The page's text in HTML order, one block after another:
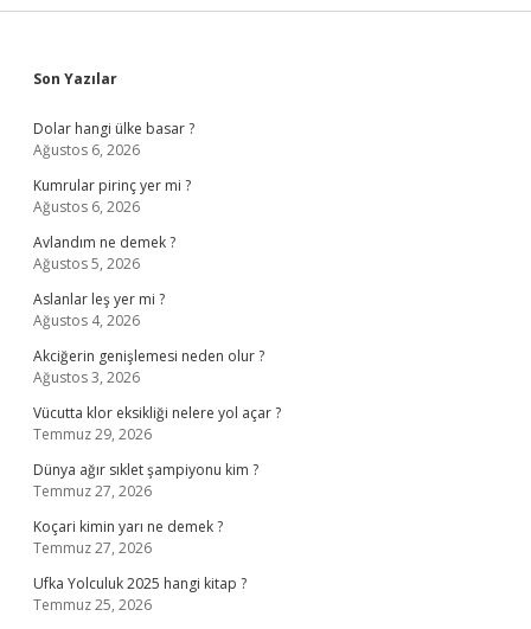
Sidebar
Son Yazılar
Dolar hangi ülke basar ?
Ağustos 6, 2026
Kumrular pirinç yer mi ?
Ağustos 6, 2026
Avlandım ne demek ?
Ağustos 5, 2026
Aslanlar leş yer mi ?
Ağustos 4, 2026
Akciğerin genişlemesi neden olur ?
Ağustos 3, 2026
Vücutta klor eksikliği nelere yol açar ?
Temmuz 29, 2026
Dünya ağır sıklet şampiyonu kim ?
Temmuz 27, 2026
Koçari kimin yarı ne demek ?
Temmuz 27, 2026
Ufka Yolculuk 2025 hangi kitap ?
Temmuz 25, 2026